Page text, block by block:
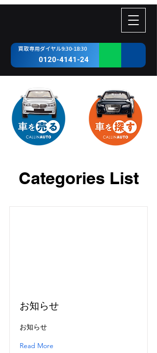
​買取専用ダイヤル9:30-18:30
0120-4141-24
Categories List
お知らせ
お知らせ
Read More